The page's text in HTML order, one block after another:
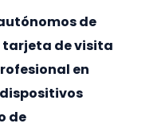
de
tarjeta de visita
en
de